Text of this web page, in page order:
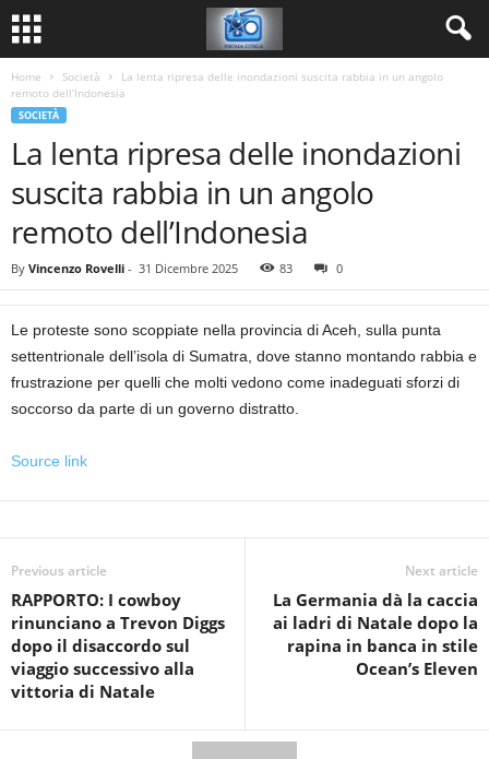
Home Società
La lenta ripresa delle inondazioni suscita rabbia in un angolo
remoto dell’Indonesia
SOCIETÀ
La lenta ripresa delle inondazioni
suscita rabbia in un angolo
remoto dell’Indonesia
By Vincenzo Rovelli - 31 Dicembre 2025 83 0
Le proteste sono scoppiate nella provincia di Aceh, sulla punta
settentrionale dell’isola di Sumatra, dove stanno montando rabbia e
frustrazione per quelli che molti vedono come inadeguati sforzi di
soccorso da parte di un governo distratto.
Source link
Previous article
RAPPORTO: I cowboy
rinunciano a Trevon Diggs
dopo il disaccordo sul
viaggio successivo alla
vittoria di Natale
Next article
La Germania dà la caccia
ai ladri di Natale dopo la
rapina in banca in stile
Ocean’s Eleven